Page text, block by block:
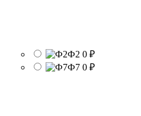
Ф2 0 ₽
Ф7 0 ₽